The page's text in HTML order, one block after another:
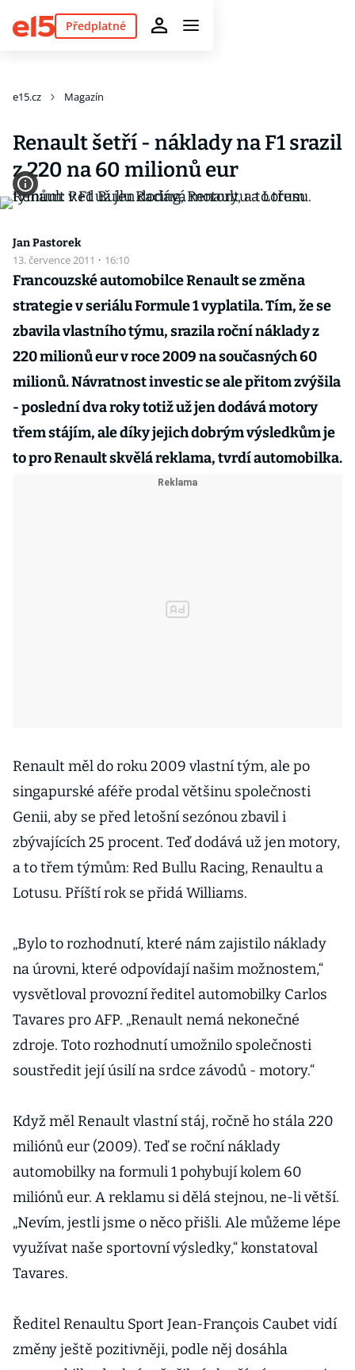
Předplatné
e15.cz Magazín
Renault šetří - náklady na F1 srazil
z 220 na 60 milionů eur
Jan Pastorek
13. července 2011 · 16:10
Francouzské automobilce Renault se změna
strategie v seriálu Formule 1 vyplatila. Tím, že se
zbavila vlastního týmu, srazila roční náklady z
220 milionů eur v roce 2009 na současných 60
milionů. Návratnost investic se ale přitom zvýšila
- poslední dva roky totiž už jen dodává motory
třem stájím, ale díky jejich dobrým výsledkům je
to pro Renault skvělá reklama, tvrdí automobilka.
Renault měl do roku 2009 vlastní tým, ale po
singapurské aféře prodal většinu společnosti
Genii, aby se před letošní sezónou zbavil i
zbývajících 25 procent. Teď dodává už jen motory,
a to třem týmům: Red Bullu Racing, Renaultu a
Lotusu. Příští rok se přidá Williams.
„Bylo to rozhodnutí, které nám zajistilo náklady
na úrovni, které odpovídají našim možnostem,“
vysvětloval provozní ředitel automobilky Carlos
Tavares pro AFP. „Renault nemá nekonečné
zdroje. Toto rozhodnutí umožnilo společnosti
soustředit její úsilí na srdce závodů - motory.“
Když měl Renault vlastní stáj, ročně ho stála 220
miliónů eur (2009). Teď se roční náklady
automobilky na formuli 1 pohybují kolem 60
miliónů eur. A reklamu si dělá stejnou, ne-li větší.
„Nevím, jestli jsme o něco přišli. Ale můžeme lépe
využívat naše sportovní výsledky,“ konstatoval
Tavares.
Ředitel Renaultu Sport Jean-François Caubet vidí
změny ještě pozitivněji, podle něj dosáhla